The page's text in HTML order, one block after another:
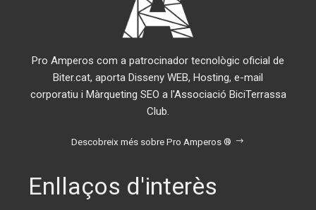
Pro Amperos com a patrocinador tecnològic oficial de
Biter.cat, aporta Disseny WEB, Hosting, e-mail
corporatiu i Màrqueting SEO a l'Associació BiciTerrassa
Club.
Descobreix més sobre Pro Amperos ®
Enllaços d'interès